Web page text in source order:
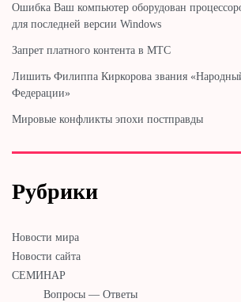
Ошибка Ваш компьютер оборудован
для последней версии Windows
Запрет платного контента в МТС
Лишить Филиппа Киркорова звания
Федерации»
Мировые конфликты эпохи постправды
Рубрики
Новости мира
Новости сайта
СЕМИНАР
Вопросы — Ответы